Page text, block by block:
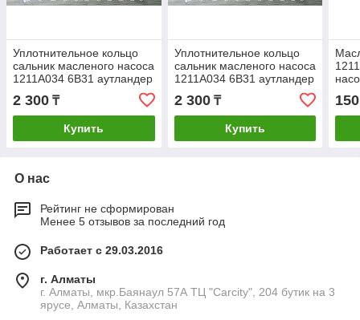
Уплотнительное кольцо
сальник масленого насоса
1211A034 6B31 аутландер
XL 3.0 паджеро спорт
митсубиши запчасти
2 300 ₸
Купить
Уплотнительное кольцо
сальник масленого насоса
1211A034 6B31 аутландер
XL 3.0 паджеро спорт
митсубиши запчасти
2 300₸
Купить
XL
О нас
Рейтинг не сформирован
Менее 5 отзывов за последний год
Работает с 29.03.2016
г. Алматы
г. Алматы, мкр.Баянаул 57А ТЦ "Carcity", 204 бутик на 3
ярусе, Алматы, Казахстан